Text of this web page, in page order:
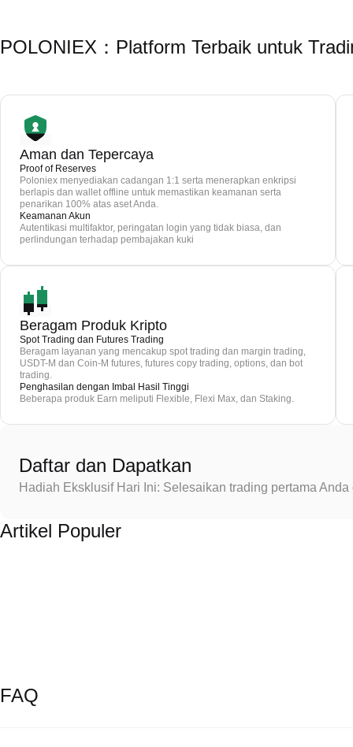
POLONIEX：Platform Terbaik untuk
Aman dan Tepercaya
Proof of Reserves
Poloniex menyediakan cadangan 1:1 serta menerapkan enkripsi
berlapis dan wallet offline untuk memastikan keamanan serta
penarikan 100% atas aset Anda.
Keamanan Akun
Autentikasi multifaktor, peringatan login yang tidak biasa, dan
perlindungan terhadap pembajakan kuki
Beragam Produk Kripto
Spot Trading dan Futures Trading
Beragam layanan yang mencakup spot trading dan margin trading,
USDT-M dan Coin-M futures, futures copy trading, options, dan bot
trading.
Penghasilan dengan Imbal Hasil Tinggi
Beberapa produk Earn meliputi Flexible, Flexi Max, dan Staking.
Daftar dan Dapatkan
Hadiah Eksklusif Hari Ini: Selesaikan trading pertama
Artikel Populer
FAQ